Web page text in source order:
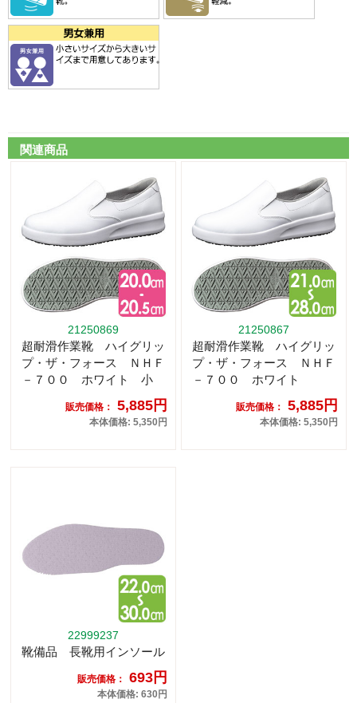
関連商品
21250869
超耐滑作業靴 ハイグリッ
プ・ザ・フォース ＮＨＦ
－７００ ホワイト 小
販売価格： 5,885円
本体価格: 5,350円
21250867
超耐滑作業靴 ハイグリッ
プ・ザ・フォース ＮＨＦ
－７００ ホワイト
販売価格： 5,885円
本体価格: 5,350円
22999237
靴備品 長靴用インソール
販売価格： 693円
本体価格: 630円